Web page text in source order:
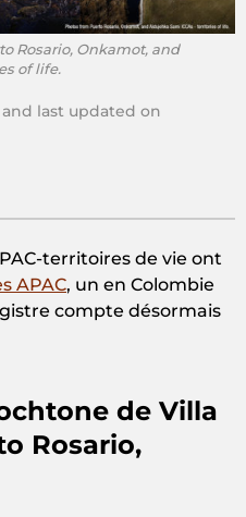
Rosario, Onkamot, and
of life.
and last updated on
territoires de vie ont
APAC, un en Colombie
compte désormais
de Villa
Rosario,